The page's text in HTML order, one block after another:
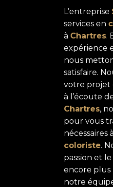
L’entreprise
services en
à Chartres.
expérience
nous
satisfaire.
votre projet
à l’écoute
Chartres,
pour vous
nécessaires
coloriste.
passion et
encore plus
notre